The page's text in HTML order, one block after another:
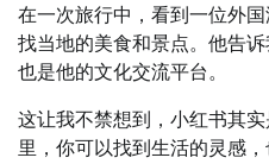
在一次旅行中，看到一位外
找当地的美食和景点。他告
也是他的文化交流平台。
这让我不禁想到，小红书其
里，你可以找到生活的灵感